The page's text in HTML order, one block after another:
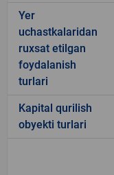
Yer
uchastkalaridan
ruxsat etilgan
foydalanish
turlari
Kapital qurilish
obyekti turlari